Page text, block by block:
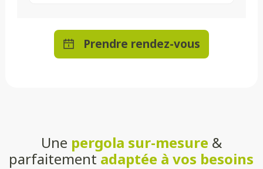
Prendre rendez-vous
Une pergola sur-mesure &
parfaitement adaptée à vos besoins